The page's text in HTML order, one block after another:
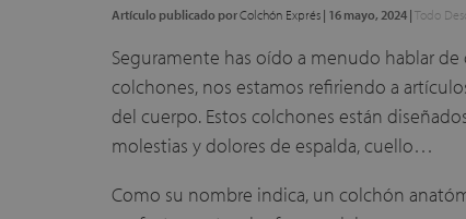
Artículo publicado porColchón Exprés | 16 mayo, 2024 | Todo
Seguramente has oído a menudo hablar
colchones, nos estamos refiriendo a
del cuerpo. Estos colchones están
molestias y dolores de espalda, cuello…
Como su nombre indica, un colchón